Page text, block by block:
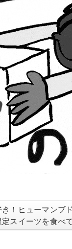
！ヒューマンブ
スイーツを食べ